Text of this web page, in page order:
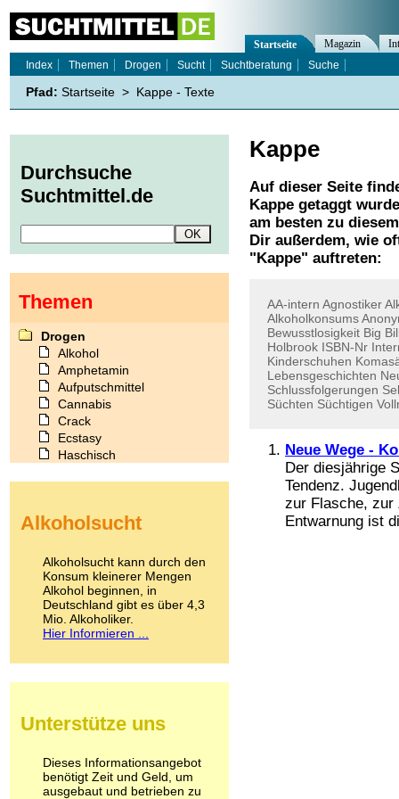
Kappe
Auf dieser Seite
Kappe getaggt
am besten zu
Dir außerdem, wie
" Kappe" auftreten:
AA-intern Agnostiker
Alkoholkonsums
Bewusstlosigkeit Big
Holbrook ISBN-Nr
Kinderschuhen
Lebensgeschichten
Schlussfolgerungen
Süchten Süchtigen
Neue Wege -
Der diesjährige
Tendenz.
zur Flasche, zur
Entwarnung ist
Startseite Magazin
Index
Themen Drogen Sucht Suchtberatung Suche
Pfad: Startseite > Kappe - Texte
Durchsuche
Suchtmittel.de
Themen
Drogen
Alkohol
Amphetamin
Aufputschmittel
Cannabis
Crack
Ecstasy
Haschisch
Kokain
LSD
Marihuana
Medikamente
Meskalin
Metamphetamin
Methadon
Pilze
Psychopharmaka
Schlafmittel
Schmerzmittel
Alkoholsucht
Alkoholsucht kann durch den
Konsum kleinerer Mengen
Alkohol beginnen, in
Deutschland gibt es über 4,3
Mio. Alkoholiker.
Hier Informieren ...
Unterstütze uns
Dieses Informationsangebot
benötigt Zeit und Geld, um
ausgebaut und betrieben zu